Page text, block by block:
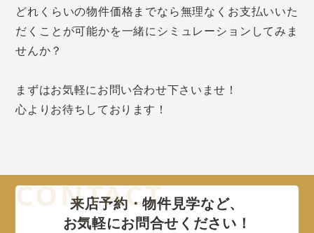
どれくらいの物件価格までなら無理なくお支払いいた
だくことが可能かを一緒にシミュレーションしてみま
せんか？
まずはお気軽にお問い合わせ下さいませ！
心よりお待ちしております！
来店予約・物件見学など、
お気軽にお問合せください！